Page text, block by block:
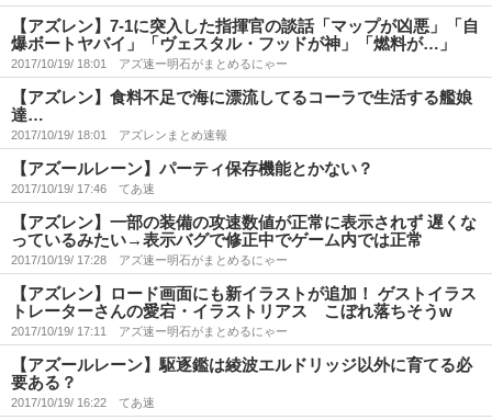
【アズレン】7-1に突入した指揮官の談話「マップが凶悪」「自
爆ボートヤバイ」「ヴェスタル・フッドが神」「燃料が…」
2017/10/19/ 18:01 アズ速ー明石がまとめるにゃー
【アズレン】食料不足で海に漂流してるコーラで生活する艦娘
達…
2017/10/19/ 18:01 アズレンまとめ速報
【アズールレーン】パーティ保存機能とかない？
2017/10/19/ 17:46 てあ速
【アズレン】一部の装備の攻速数値が正常に表示されず 遅くな
っているみたい→表示バグで修正中でゲーム内では正常
2017/10/19/ 17:28 アズ速ー明石がまとめるにゃー
【アズレン】ロード画面にも新イラストが追加！ ゲストイラス
トレーターさんの愛宕・イラストリアス こぼれ落ちそうw
2017/10/19/ 17:11 アズ速ー明石がまとめるにゃー
【アズールレーン】駆逐鑑は綾波エルドリッジ以外に育てる必
要ある？
2017/10/19/ 16:22 てあ速